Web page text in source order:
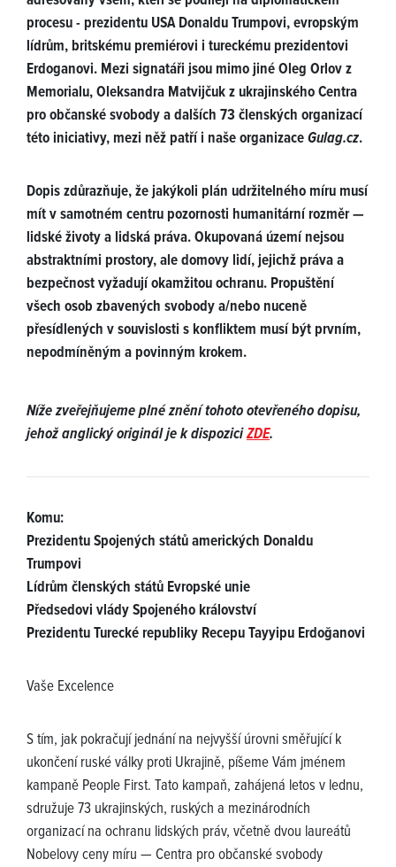
procesu - prezidentu USA Donaldu Trumpovi, evropským
lídrům, britskému premiérovi i tureckému prezidentovi
Erdoganovi. Mezi signatáři jsou mimo jiné Oleg Orlov z
Memorialu, Oleksandra Matvijčuk z ukrajinského Centra
pro občanské svobody a dalších 73 členských organizací
této iniciativy, mezi něž patří i naše organizaceGulag.cz.
Dopis zdůrazňuje, že jakýkoli plán udržitelného míru musí
mít v samotném centru pozornosti humanitární rozměr —
lidské životy a lidská práva. Okupovaná území nejsou
abstraktními prostory, ale domovy lidí, jejichž práva a
bezpečnost vyžadují okamžitou ochranu. Propuštění
všech osob zbavených svobody a/nebo nuceně
přesídlených v souvislosti s konfliktem musí být prvním,
nepodmíněným a povinným krokem.
Níže zveřejňujeme plné znění tohoto otevřeného dopisu,
jehož anglický originál je k dispoziciZDE.
Komu:
Prezidentu Spojených států amerických Donaldu
Trumpovi
Lídrům členských států Evropské unie
Předsedovi vlády Spojeného království
Prezidentu Turecké republiky Recepu Tayyipu Erdoğanovi
Vaše Excelence
S tím, jak pokračují jednání na nejvyšší úrovni směřující k
ukončení ruské války proti Ukrajině, píšeme Vám jménem
kampaně People First. Tato kampaň, zahájená letos v lednu,
sdružuje 73 ukrajinských, ruských a mezinárodních
organizací na ochranu lidských práv, včetně dvou laureátů
Nobelovy ceny míru — Centra pro občanské svobody